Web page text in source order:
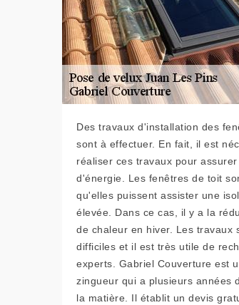
Des travaux d'installation des
sont à effectuer. En fait, il est
réaliser ces travaux pour
d'énergie. Les fenêtres de toit
qu'elles puissent assister une
élevée. Dans ce cas, il y a la
de chaleur en hiver. Les travaux
difficiles et il est très utile de
experts. Gabriel Couverture est
zingueur qui a plusieurs années
la matière. Il établit un devis